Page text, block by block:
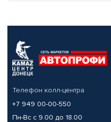
Телефон колл-центра
+7 949 00-00-550
Пн-Вс с 9.00 до 18.00